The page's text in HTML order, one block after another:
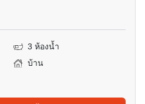
3 ห้องน้ำ
บ้าน